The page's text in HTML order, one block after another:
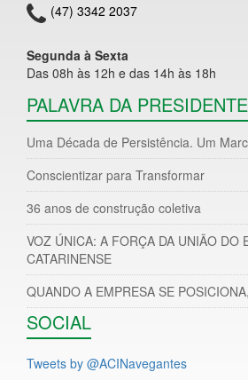
(47) 3342 2037
Segunda à Sexta
Das 08h às 12h e das 14h às 18h
PALAVRA DA PRESIDENTE
Uma Década de Persistência. Um
Conscientizar para Transformar
36 anos de construção coletiva
VOZ ÚNICA: A FORÇA DA UNIÃO DO
CATARINENSE
QUANDO A EMPRESA SE
SOCIAL
Tweets by @ACINavegantes